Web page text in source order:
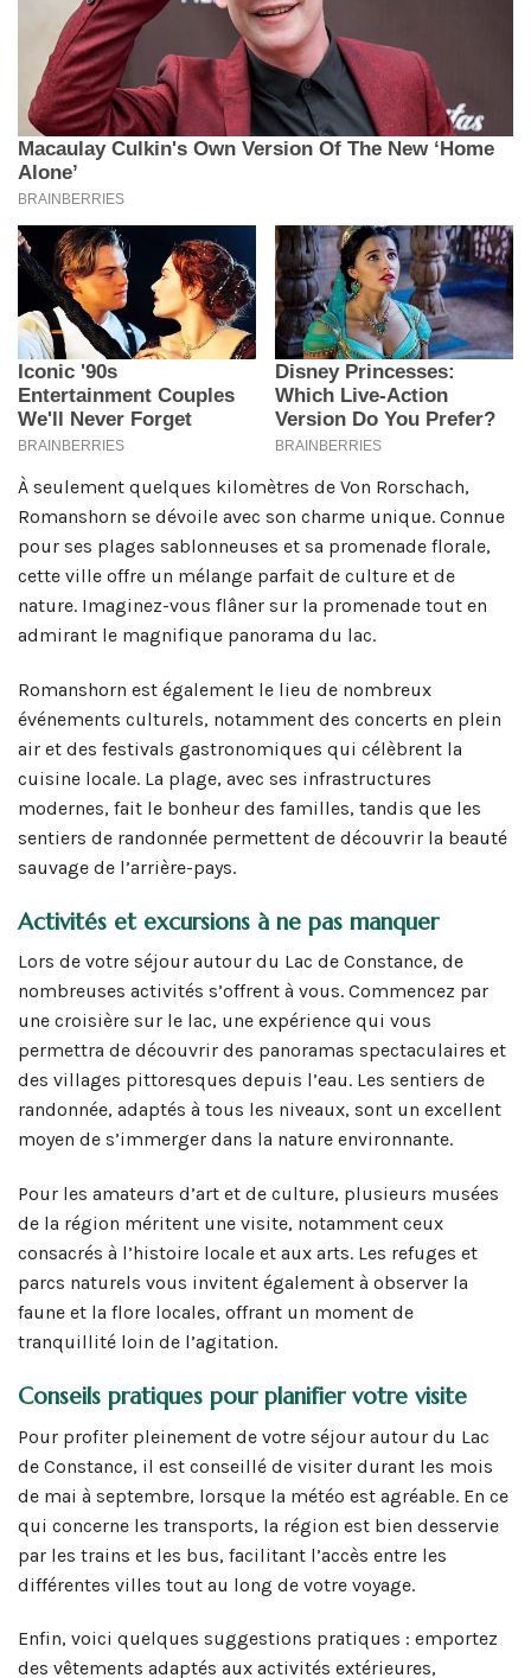
À seulement quelques kilomètres de Von Rorschach,
Romanshorn se dévoile avec son charme unique. Connue
pour ses plages sablonneuses et sa promenade florale,
cette ville offre un mélange parfait de culture et de
nature. Imaginez-vous flâner sur la promenade tout en
admirant le magnifique panorama du lac.
Romanshorn est également le lieu de nombreux
événements culturels, notamment des concerts en plein
air et des festivals gastronomiques qui célèbrent la
cuisine locale. La plage, avec ses infrastructures
modernes, fait le bonheur des familles, tandis que les
sentiers de randonnée permettent de découvrir la beauté
sauvage de l’arrière-pays.
Activités et excursions à ne pas manquer
Lors de votre séjour autour du Lac de Constance, de
nombreuses activités s’offrent à vous. Commencez par
une croisière sur le lac, une expérience qui vous
permettra de découvrir des panoramas spectaculaires et
des villages pittoresques depuis l’eau. Les sentiers de
randonnée, adaptés à tous les niveaux, sont un excellent
moyen de s’immerger dans la nature environnante.
Pour les amateurs d’art et de culture, plusieurs musées
de la région méritent une visite, notamment ceux
consacrés à l’histoire locale et aux arts. Les refuges et
parcs naturels vous invitent également à observer la
faune et la flore locales, offrant un moment de
tranquillité loin de l’agitation.
Conseils pratiques pour planifier votre visite
Pour profiter pleinement de votre séjour autour du Lac
de Constance, il est conseillé de visiter durant les mois
de mai à septembre, lorsque la météo est agréable. En ce
qui concerne les transports, la région est bien desservie
par les trains et les bus, facilitant l’accès entre les
différentes villes tout au long de votre voyage.
Enfin, voici quelques suggestions pratiques : emportez
des vêtements adaptés aux activités extérieures,